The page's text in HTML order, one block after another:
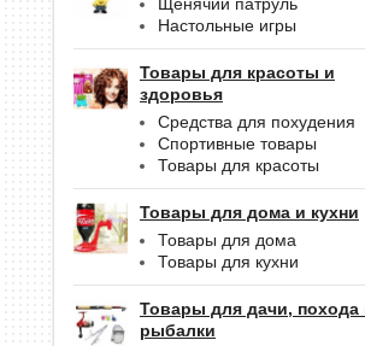
Настольные игры
Товары для красоты и
здоровья
Средства для похудения
Спортивные товары
Товары для красоты
Товары для дома и кухни
Товары для дома
Товары для кухни
Товары для дачи, похода
рыбалки